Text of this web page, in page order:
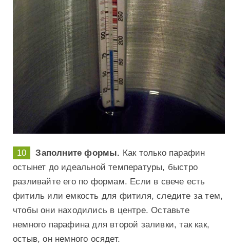
Заполните формы. Как только парафин
остынет до идеальной температуры, быстро
разливайте его по формам. Если в свече есть
фитиль или емкость для фитиля, следите за тем,
чтобы они находились в центре. Оставьте
немного парафина для второй заливки, так как,
остыв, он немного осядет.